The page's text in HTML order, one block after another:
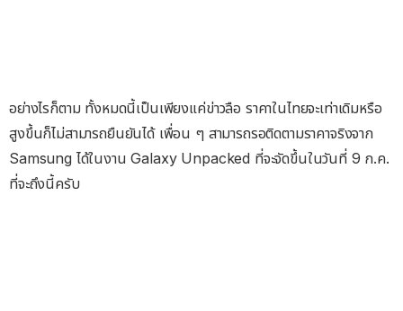
อย่างไรก็ตาม ทั้งหมดนี้เป็นเพียงแค่ข่าวลือ ราคาในไทยจะเท่าเดิมหรือ
สูงขึ้นก็ไม่สามารถยืนยันได้ เพื่อน ๆ สามารถรอติดตามราคาจริงจาก
Samsung ได้ในงาน Galaxy Unpacked ที่จะจัดขึ้นในวันที่ 9 ก.ค.
ที่จะถึงนี้ครับ